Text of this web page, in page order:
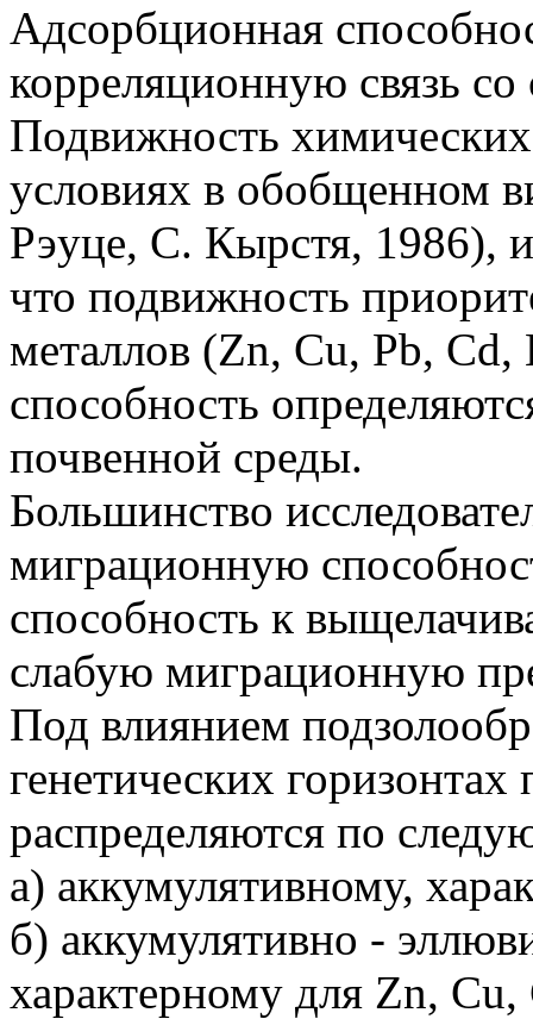
Адсорбционная
корреляционную связь
Подвижность
условиях в обобщенном
Рэуце, С. Кырстя, 1986),
что подвижность
металлов (Zn, Cu, Pb,
способность
почвенной среды.
Большинство
миграционную
способность к
слабую миграционную
Под влиянием
генетических
распределяются по
а) аккумулятивному,
б) аккумулятивно -
характерному для Zn, Cu,